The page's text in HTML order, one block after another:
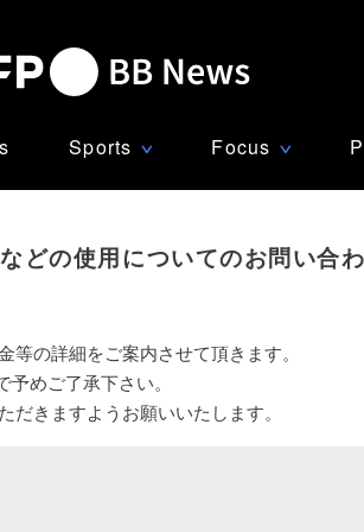
Sports ∨ Focus ∨
どの使用についてのお問い合
の詳細をご案内させて頂きます。
めご了承下さい。
だきますようお願いいたします。